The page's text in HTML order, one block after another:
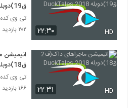
۲۲:۳۰ HD
ق19)دوبله DuckTales 2018
تی وی کده
۲۰۲ بازدید
۲۲:۳۱ HD
ق18)دوبله DuckTales 2018
تی وی کده
۱۶۶ بازدید